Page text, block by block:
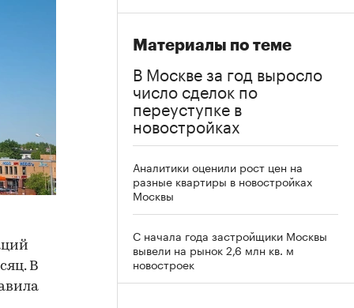
В
Материалы по теме
В Москве за год выросло
число сделок по
переуступке в
новостройках
Аналитики оценили рост цен на
разные квартиры в новостройках
Москвы
С начала года застройщики Москвы
вывели на рынок 2,6 млн кв. м
новостроек